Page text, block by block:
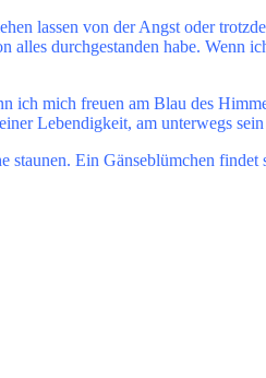
lassen von der Angst oder
durchgestanden habe. Wenn
mich freuen am Blau des
Lebendigkeit, am unterwegs
Ein Gänseblümchen findet